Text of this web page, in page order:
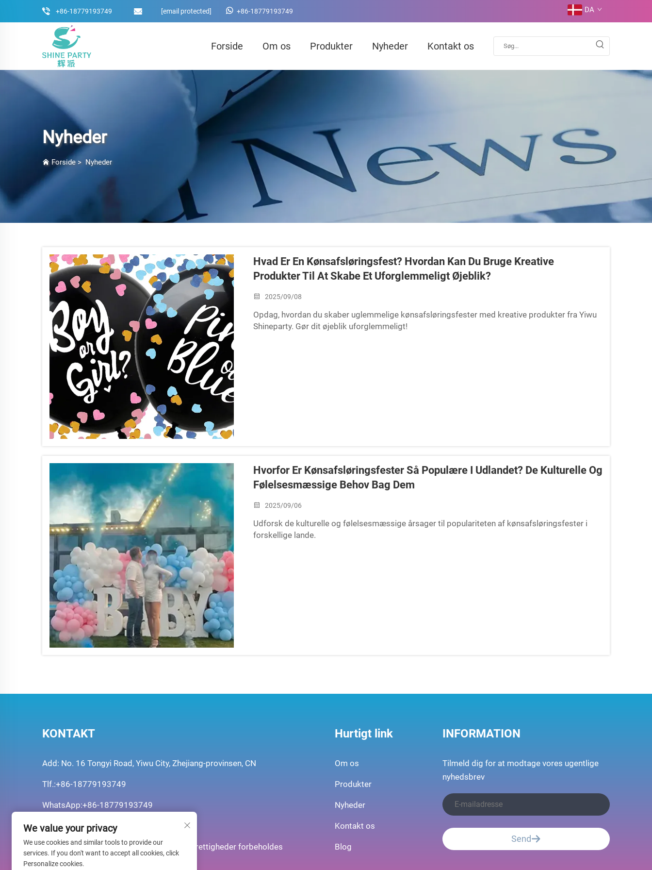
+86-18779193749 [email protected] +86-18779193749 DA
Forside Om os Produkter Nyheder Kontakt os
Nyheder
Forside > Nyheder
Hvad Er En Kønsafsløringsfest? Hvordan Kan Du Bruge Kreative
Produkter Til At Skabe Et Uforglemmeligt Øjeblik?
2025/09/08
Opdag, hvordan du skaber uglemmelige kønsafsløringsfester med kreative produkter fra Yiwu
Shineparty. Gør dit øjeblik uforglemmeligt!
Hvorfor Er Kønsafsløringsfester Så Populære I Udlandet? De Kulturelle Og
Følelsesmæssige Behov Bag Dem
2025/09/06
Udforsk de kulturelle og følelsesmæssige årsager til populariteten af kønsafsløringsfester i
forskellige lande.
KONTAKT
Add: No. 16 Tongyi Road, Yiwu City, Zhejiang-provinsen, CN
Tlf.:+86-18779193749
WhatsApp:+86-18779193749
E-mail:[email protected]
Ophavsret © Yiwu Shineparty Co., Ltd Alle rettigheder forbeholdes
Privatlivspolitik
Hurtigt link
Om os
Produkter
Nyheder
Kontakt os
Blog
INFORMATION
Tilmeld dig for at modtage vores ugentlige
nyhedsbrev
Send
We value your privacy
We use cookies and similar tools to provide our
services. If you don't want to accept all cookies, click
Personalize cookies.